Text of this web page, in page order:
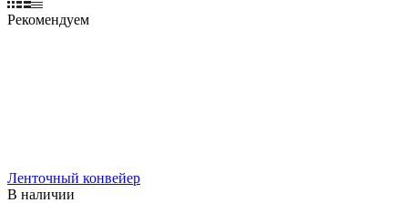
Рекомендуем
Ленточный конвейер
В наличии